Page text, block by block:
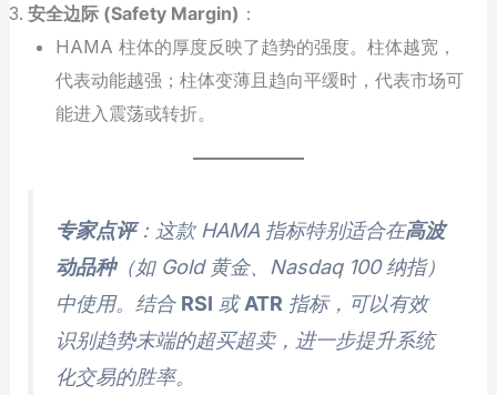
安全边际 (Safety Margin) ：
HAMA 柱体的厚度反映了趋势的强度。柱体越宽，
代表动能越强；柱体变薄且趋向平缓时，代表市场可
能进入震荡或转折。
专家点评：这款 HAMA 指标特别适合在高波
动品种（如 Gold 黄金、Nasdaq 100 纳指）
中使用。结合 RSI 或ATR 指标，可以有效
识别趋势末端的超买超卖，进一步提升系统
化交易的胜率。